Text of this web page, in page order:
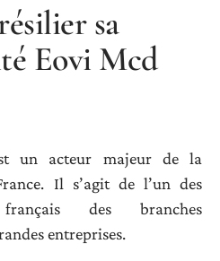
sa
Eovi Mcd
un acteur majeur de la
Il s’agit de l’un des
des branches
entreprises.